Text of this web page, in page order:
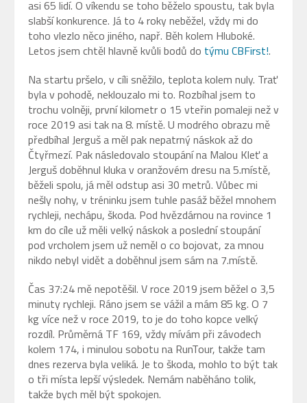
asi 65 lidí. O víkendu se toho běželo spoustu, tak byla
slabší konkurence. Já to 4 roky neběžel, vždy mi do
toho vlezlo něco jiného, např. Běh kolem Hluboké.
Letos jsem chtěl hlavně kvůli bodů do týmu CBFirst!.
Na startu pršelo, v cíli sněžilo, teplota kolem nuly. Trať
byla v pohodě, neklouzalo mi to. Rozbíhal jsem to
trochu volněji, první kilometr o 15 vteřin pomaleji než v
roce 2019 asi tak na 8. místě. U modrého obrazu mě
předbíhal Jerguš a měl pak nepatrný náskok až do
Čtyřmezí. Pak následovalo stoupání na Malou Kleť a
Jerguš doběhnul kluka v oranžovém dresu na 5.místě,
běželi spolu, já měl odstup asi 30 metrů. Vůbec mi
nešly nohy, v tréninku jsem tuhle pasáž běžel mnohem
rychleji, nechápu, škoda. Pod hvězdárnou na rovince 1
km do cíle už měli velký náskok a poslední stoupání
pod vrcholem jsem už neměl o co bojovat, za mnou
nikdo nebyl vidět a doběhnul jsem sám na 7.místě.
Čas 37:24 mě nepotěšil. V roce 2019 jsem běžel o 3,5
minuty rychleji. Ráno jsem se vážil a mám 85 kg. O 7
kg více než v roce 2019, to je do toho kopce velký
rozdíl. Průměrná TF 169, vždy mívám při závodech
kolem 174, i minulou sobotu na RunTour, takže tam
dnes rezerva byla veliká. Je to škoda, mohlo to být tak
o tři místa lepší výsledek. Nemám naběháno tolik,
takže bych měl být spokojen.